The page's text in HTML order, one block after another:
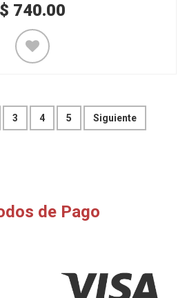
$ 740.00
3 4 5 Siguiente
de Pago